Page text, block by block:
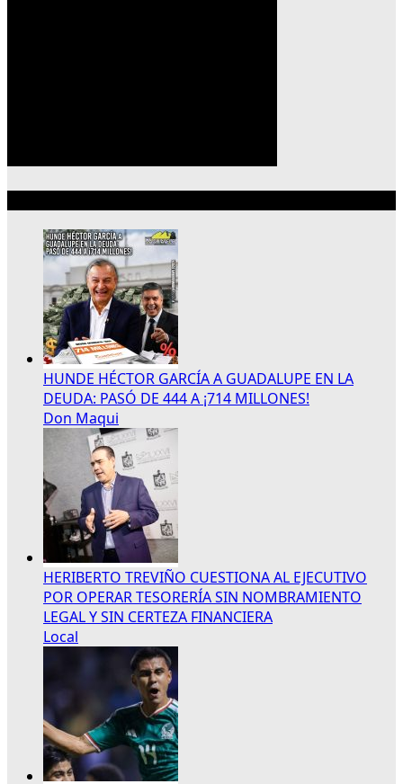
HUNDE HÉCTOR GARCÍA A GUADALUPE EN LA
DEUDA: PASÓ DE 444 A ¡714 MILLONES!
Don Maqui
HERIBERTO TREVIÑO CUESTIONA AL EJECUTIVO
POR OPERAR TESORERÍA SIN NOMBRAMIENTO
LEGAL Y SIN CERTEZA FINANCIERA
Local